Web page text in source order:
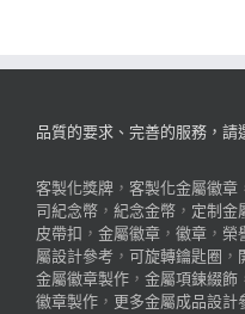
品質的要求、完善的服務，請
客製化獎牌 ， 客製化金屬徽章
司紀念幣 ， 紀念金幣 ， 定制金
皮帶扣 ， 金屬徽章 ， 徽章 ， 榮
屬設計參考 ， 可旋轉鑰匙圈 ，
金屬徽章製作 ， 金屬項鍊綴飾
徽章製作 ， 更多金屬成品設計